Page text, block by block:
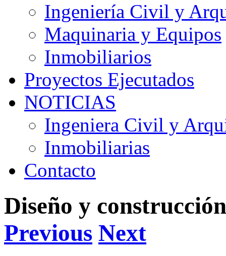
Ingeniería Civil y
Maquinaria y Equipos
Inmobiliarios
Proyectos Ejecutados
NOTICIAS
Ingeniera Civil y
Inmobiliarias
Contacto
Diseño y
Previous Next